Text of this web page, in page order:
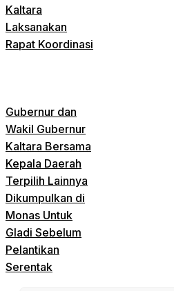
Kaltara
Laksanakan
Rapat Koordinasi
Gubernur dan
Wakil Gubernur
Kaltara Bersama
Kepala Daerah
Terpilih Lainnya
Dikumpulkan di
Monas Untuk
Gladi Sebelum
Pelantikan
Serentak